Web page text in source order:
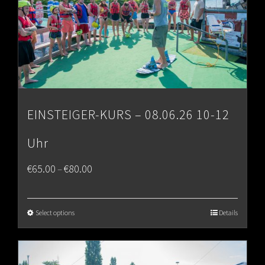
EINSTEIGER-KURS – 08.06.26 10-12
Uhr
€65.00–€80.00
€80.00
Select options Details